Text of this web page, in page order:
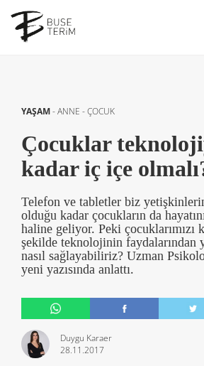
YAŞAM-ANNE - ÇOCUK
Çocuklar
kadar iç içe
Telefon ve tabletler biz
olduğu kadar çocukların da
haline geliyor. Peki çocuklarımızı
şekilde teknolojinin faydalarından
nasıl sağlayabiliriz? Uzman
yeni yazısında anlattı.
Duygu Karaer
28.11.2017